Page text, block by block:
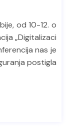
od 10-12. o
„Digitalizaci
nas je
postigla